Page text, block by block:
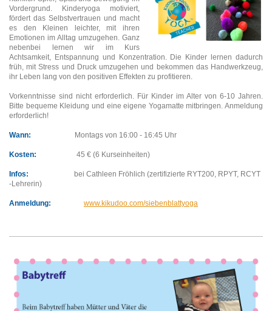
Vordergrund. Kinderyoga motiviert,
fördert das Selbstvertrauen und macht
es den Kleinen leichter, mit ihren
Emotionen im Alltag umzugehen. Ganz
nebenbei lernen wir im Kurs
Achtsamkeit, Entspannung und Konzentration. Die Kinder lernen dadurch
früh, mit Stress und Druck umzugehen und bekommen das Handwerkzeug,
ihr Leben lang von den positiven Effekten zu profitieren.
Vorkenntnisse sind nicht erforderlich. Für Kinder im Alter von 6-10 Jahren.
Bitte bequeme Kleidung und eine eigene Yogamatte mitbringen. Anmeldung
erforderlich!
Wann: Montags von 16:00 - 16:45 Uhr
Kosten: 45 € (6 Kurseinheiten)
Infos:
bei Cathleen Fröhlich (zertifizierte RYT200, RPYT, RCYT
-Lehrerin)
Anmeldung: www.kikudoo.com/siebenblattyoga